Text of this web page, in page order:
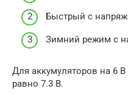
Быстрый с
Зимний режим с
Для аккумуляторов на 6
равно 7.3 В.